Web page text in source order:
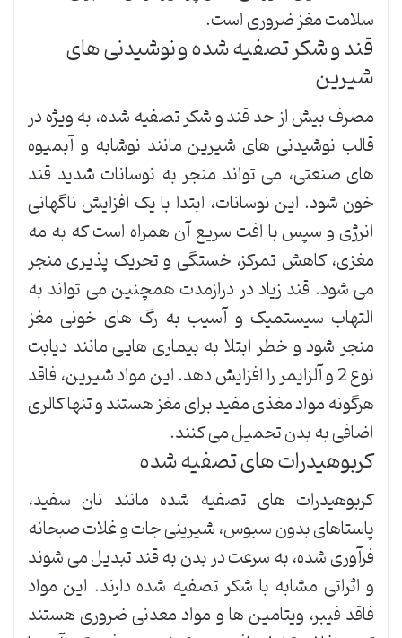
سلامت مغز ضروری است.
قند و شکر تصفیه شده و نوشیدنی های
شیرین
مصرف بیش از حد قند و شکر تصفیه شده، به ویژه در
قالب نوشیدنی های شیرین مانند نوشابه و آبمیوه
های صنعتی، می تواند منجر به نوسانات شدید قند
خون شود. این نوسانات، ابتدا با یک افزایش ناگهانی
انرژی و سپس با افت سریع آن همراه است که به مه
مغزی، کاهش تمرکز، خستگی و تحریک پذیری منجر
می شود. قند زیاد در درازمدت همچنین می تواند به
التهاب سیستمیک و آسیب به رگ های خونی مغز
منجر شود و خطر ابتلا به بیماری هایی مانند دیابت
نوع 2 و آلزایمر را افزایش دهد. این مواد شیرین، فاقد
هرگونه مواد مغذی مفید برای مغز هستند و تنها کالری
اضافی به بدن تحمیل می کنند.
کربوهیدرات های تصفیه شده
کربوهیدرات های تصفیه شده مانند نان سفید،
پاستاهای بدون سبوس، شیرینی جات و غلات صبحانه
فرآوری شده، به سرعت در بدن به قند تبدیل می شوند
و اثراتی مشابه با شکر تصفیه شده دارند. این مواد
فاقد فیبر، ویتامین ها و مواد معدنی ضروری هستند